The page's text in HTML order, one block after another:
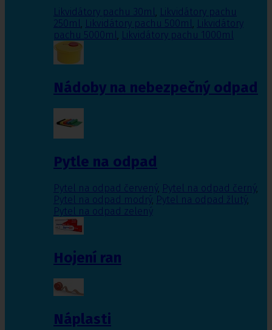
Likvidátory pachu 30ml, Likvidátory pachu
250ml, Likvidátory pachu 500ml, Likvidátory
pachu 5000ml, Likvidátory pachu 1000ml
Nádoby na nebezpečný odpad
Pytle na odpad
Pytel na odpad červený, Pytel na odpad černý,
Pytel na odpad modrý, Pytel na odpad žlutý,
Pytel na odpad zelený
Hojení ran
Náplasti